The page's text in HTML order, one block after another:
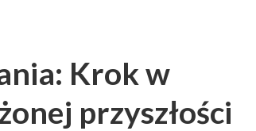
Krok w
przyszłości